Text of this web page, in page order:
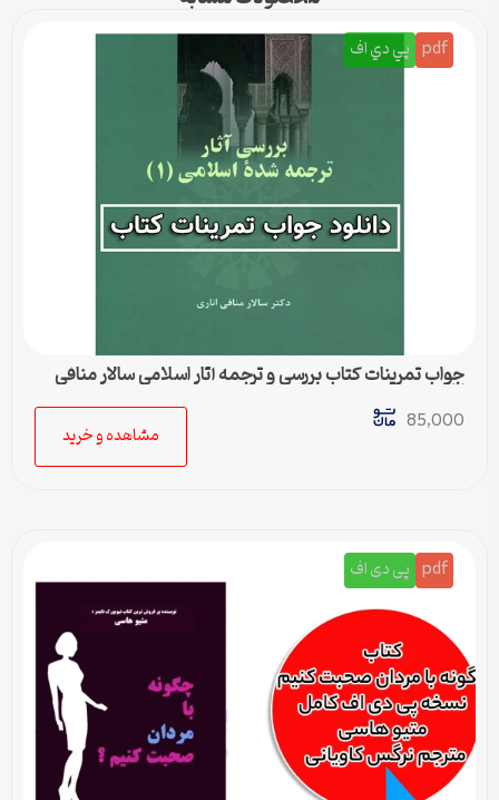
pdf پي دي اف
جواب تمرینات کتاب بررسی و ترجمه آثار اسلامی سالار منافی
اناری
85,000
مشاهده و خرید
pdf پی دی اف